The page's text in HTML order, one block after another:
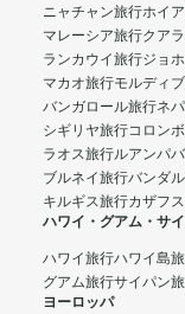
ニャチャン旅行ホイ
マレーシア旅行クア
ランカウイ旅行ジョ
マカオ旅行モルディ
バンガロール旅行ネ
シギリヤ旅行コロン
ラオス旅行ルアンパ
ブルネイ旅行バンダ
キルギス旅行カザフ
ハワイ・グアム・サ
ハワイ旅行ハワイ島
グアム旅行サイパン
ヨーロッパ